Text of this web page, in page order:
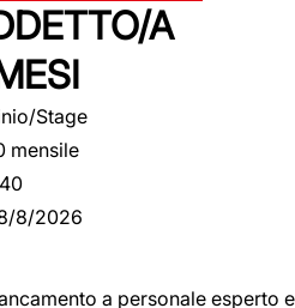
A
Stage
mensile
8/2026
a personale esperto e